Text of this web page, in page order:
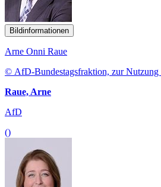
Bildinformationen
Arne Onni Raue
© AfD-Bundestagsfraktion, zur Nutzung
Raue, Arne
AfD
()